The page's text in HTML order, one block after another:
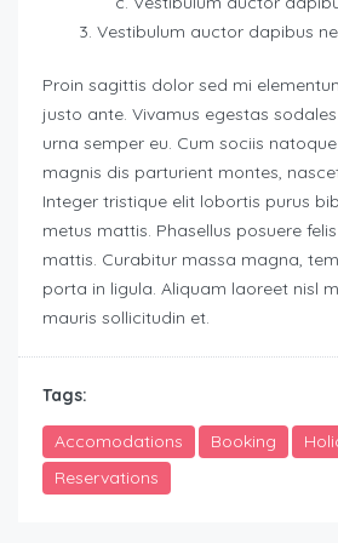
Vestibulum auctor dapibus
Proin sagittis dolor sed mi
justo ante. Vivamus egestas
urna semper eu. Cum sociis
magnis dis parturient montes,
Integer tristique elit lobortis purus
metus mattis. Phasellus posuere
mattis. Curabitur massa magna,
porta in ligula. Aliquam laoreet nisl
mauris sollicitudin et.
Tags:
Accomodations Booking
Reservations